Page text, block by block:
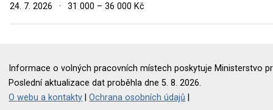
24. 7. 2026
· 31 000 – 36 000 Kč
Informace o volných pracovních místech poskytuje Ministerstvo
Poslední aktualizace dat proběhla dne 5. 8. 2026.
O webu a kontakty |Ochrana osobních údajů